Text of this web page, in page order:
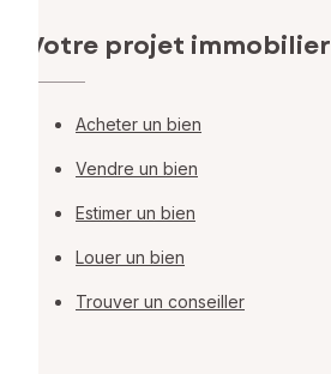
Votre projet immobilier
Acheter un bien
Vendre un bien
Estimer un bien
Louer un bien
Trouver un conseiller